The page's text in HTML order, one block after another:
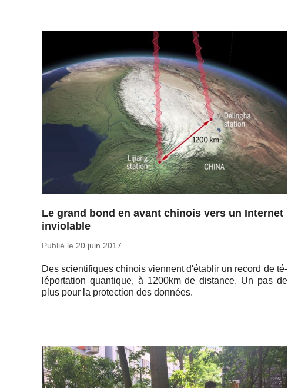
Le grand bond en avant chinois vers un Internet
inviolable
Publié le 20 juin 2017
Des scien­ti­fiques chinois viennent d'éta­blir un record de té­
lé­por­ta­tion quan­tique, à 1200km de dis­tance. Un pas de
plus pour la pro­tec­tion des données.